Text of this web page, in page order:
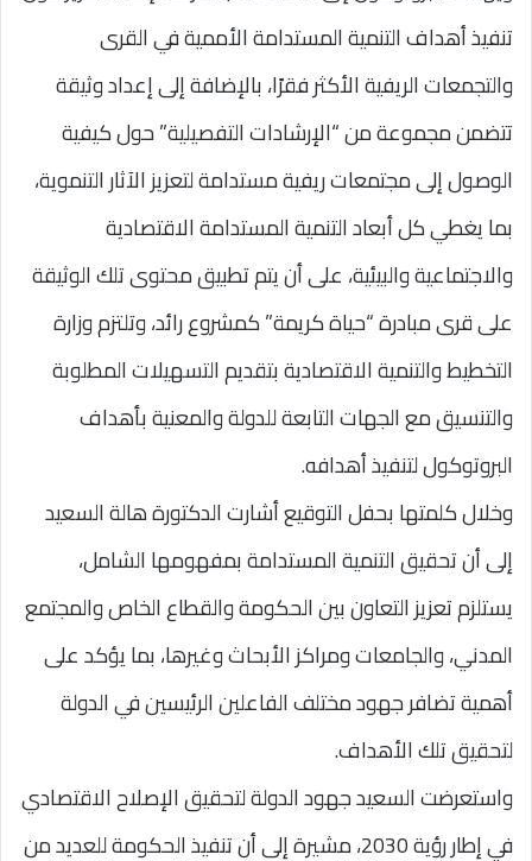
تنفيذ أهداف التنمية المستدامة الأممية في القرى
والتجمعات الريفية الأكثر فقرًا، بالإضافة إلى إعداد وثيقة
تتضمن مجموعة من “الإرشادات التفصيلية” حول كيفية
الوصول إلى مجتمعات ريفية مستدامة لتعزيز الآثار التنموية،
بما يغطي كل أبعاد التنمية المستدامة الاقتصادية
والاجتماعية والبيئية، على أن يتم تطبيق محتوى تلك الوثيقة
على قرى مبادرة “حياة كريمة” كمشروع رائد، وتلتزم وزارة
التخطيط والتنمية الاقتصادية بتقديم التسهيلات المطلوبة
والتنسيق مع الجهات التابعة للدولة والمعنية بأهداف
البروتوكول لتنفيذ أهدافه.
وخلال كلمتها بحفل التوقيع أشارت الدكتورة هالة السعيد
إلى أن تحقيق التنمية المستدامة بمفهومها الشامل،
يستلزم تعزيز التعاون بين الحكومة والقطاع الخاص والمجتمع
المدني، والجامعات ومراكز الأبحاث وغيرها، بما يؤكد على
أهمية تضافر جهود مختلف الفاعلين الرئيسين في الدولة
لتحقيق تلك الأهداف.
واستعرضت السعيد جهود الدولة لتحقيق الإصلاح الاقتصادي
في إطار رؤية 2030، مشيرة إلى أن تنفيذ الحكومة للعديد من